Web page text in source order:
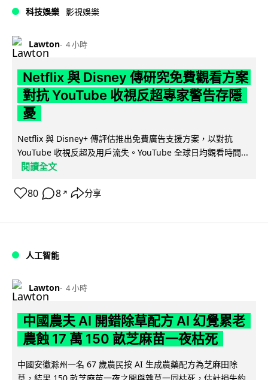
科技娛樂 影視娛樂
Lawton 4 小時
Netflix 與 Disney 傳研究免費觀看方案
對抗 YouTube 收視反超專家警告存隱
憂
Netflix 與 Disney+ 傳評估推出免費廣告支援方案，以對抗
YouTube 收視反超及用戶流失。YouTube 全球日均觀看時間...
閱讀全文
80 8 ↗ 分享
人工智能
Lawton 4 小時
中國農夫 AI 開錯除草配方 AI 幻覺累老
農蝕 17 萬 150 畝芝麻苗一夜枯死
中國安徽滁州一名 67 歲農民按 AI 生成農藥配方為芝麻田除